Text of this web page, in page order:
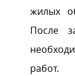
жилых
После
работ.